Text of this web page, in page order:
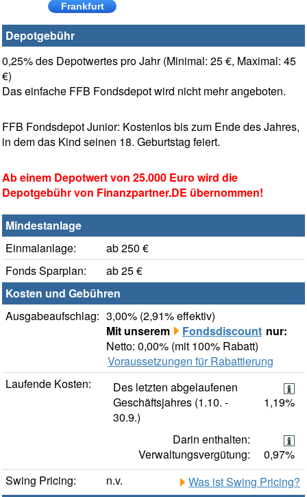
Frankfurt
Depotgebühr
0,25% des Depotwertes pro Jahr (Minimal: 25 €, Maximal: 45
€)
Das einfache FFB Fondsdepot wird nicht mehr angeboten.
FFB Fondsdepot Junior: Kostenlos bis zum Ende des Jahres,
in dem das Kind seinen 18. Geburtstag feiert.
Ab einem Depotwert von 25.000 Euro wird die
Depotgebühr von Finanzpartner.DE übernommen!
Mindestanlage
Einmalanlage:
ab 250 €
Fonds Sparplan:
ab 25 €
Kosten und Gebühren
Ausgabeaufschlag: 3,00% (2,91% effektiv)
Mit unserem
Fondsdiscount nur:
Netto: 0,00% (mit 100% Rabatt)
Voraussetzungen für Rabattierung
Laufende Kosten:
Des letzten abgelaufenen
Geschäftsjahres (1.10. -
30.9.)
1,19%
Darin enthalten:
Verwaltungsvergütung:
0,97%
Swing Pricing:
n.v.
Was ist Swing Pricing?